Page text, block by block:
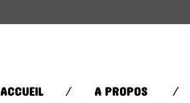
CATÉGORIES
ACCUEIL A PROPOS